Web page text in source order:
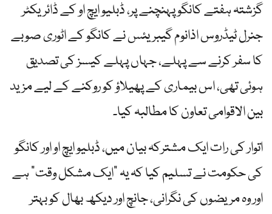
گزشتہ ہفتے کانگو پہنچنے پر، ڈبلیو ایچ او کے ڈائریکٹر
جنرل ٹیڈروس اذانوم گیبریئس نے کانگو کے اٹوری صوبے
کا سفر کرنے سے پہلے، جہاں پہلے کیسز کی تصدیق
ہوئی تھی، اس بیماری کے پھیلاؤ کو روکنے کے لیے مزید
بین الاقوامی تعاون کا مطالبہ کیا۔
اتوار کی رات ایک مشترکہ بیان میں، ڈبلیو ایچ او اور کانگو
کی حکومت نے تسلیم کیا کہ یہ "ایک مشکل وقت” ہے
اور وہ مریضوں کی نگرانی، جانچ اور دیکھ بھال کو بہتر